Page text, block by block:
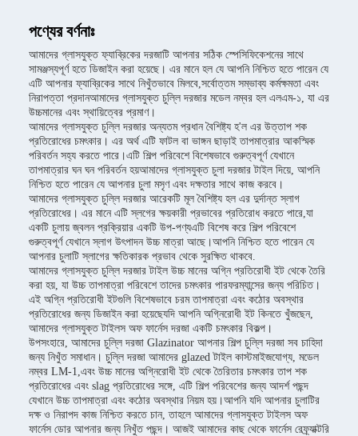
পণ্যের বর্ণনাঃ
আমাদের গ্লাসযুক্ত ফ্যাব্রিকের দরজাটি আপনার সঠিক স্পেসিফিকেশনের সাথে
সামঞ্জস্যপূর্ণ হতে ডিজাইন করা হয়েছে। এর মানে হল যে আপনি নিশ্চিত হতে পারেন যে
এটি আপনার ফ্যাব্রিকের সাথে নিখুঁতভাবে মিলবে,সর্বোত্তম সম্ভাব্য কর্মক্ষমতা এবং
নিরাপত্তা প্রদানআমাদের গ্লাসযুক্ত চুল্লি দরজার মডেল নম্বর হল এলএম-১, যা এর
উচ্চমানের এবং স্থায়িত্বের প্রমাণ।
আমাদের গ্লাসযুক্ত চুল্লি দরজার অন্যতম প্রধান বৈশিষ্ট্য হ'ল এর উত্তাপ শক
প্রতিরোধের চমৎকার। এর অর্থ এটি ফাটল বা ভাঙ্গন ছাড়াই তাপমাত্রার আকস্মিক
পরিবর্তন সহ্য করতে পারে।এটি শিল্প পরিবেশে বিশেষভাবে গুরুত্বপূর্ণ যেখানে
তাপমাত্রার ঘন ঘন পরিবর্তন হয়আমাদের গ্লাসযুক্ত চুলা দরজার টাইল দিয়ে, আপনি
নিশ্চিত হতে পারেন যে আপনার চুলা মসৃণ এবং দক্ষতার সাথে কাজ করবে।
আমাদের গ্লাসযুক্ত চুল্লি দরজার আরেকটি মূল বৈশিষ্ট্য হল এর দুর্দান্ত স্লাগ
প্রতিরোধের। এর মানে এটি স্লগের ক্ষয়কারী প্রভাবের প্রতিরোধ করতে পারে,যা
একটি চুলায় জ্বলন প্রক্রিয়ার একটি উপ-পণ্যএটি বিশেষ করে শিল্প পরিবেশে
গুরুত্বপূর্ণ যেখানে স্লাগ উৎপাদন উচ্চ মাত্রা আছে।আপনি নিশ্চিত হতে পারেন যে
আপনার চুলাটি স্লাগের ক্ষতিকারক প্রভাব থেকে সুরক্ষিত থাকবে.
আমাদের গ্লাসযুক্ত চুল্লি দরজার টাইল উচ্চ মানের অগ্নি প্রতিরোধী ইট থেকে তৈরি
করা হয়, যা উচ্চ তাপমাত্রা পরিবেশে তাদের চমৎকার পারফরম্যান্সের জন্য পরিচিত।
এই অগ্নি প্রতিরোধী ইটগুলি বিশেষভাবে চরম তাপমাত্রা এবং কঠোর অবস্থার
প্রতিরোধের জন্য ডিজাইন করা হয়েছেযদি আপনি অগ্নিরোধী ইট কিনতে খুঁজছেন,
আমাদের গ্লাসযুক্ত টাইলস অফ ফার্নেস দরজা একটি চমৎকার বিকল্প।
উপসংহারে, আমাদের চুল্লি দরজা Glazinator আপনার শিল্প চুল্লি দরজা সব চাহিদা
জন্য নিখুঁত সমাধান। চুল্লি দরজা আমাদের glazed টাইল কাস্টমাইজযোগ্য, মডেল
নম্বর LM-1,এবং উচ্চ মানের অগ্নিরোধী ইট থেকে তৈরিতার চমৎকার তাপ শক
প্রতিরোধের এবং slag প্রতিরোধের সঙ্গে, এটি শিল্প পরিবেশের জন্য আদর্শ পছন্দ
যেখানে উচ্চ তাপমাত্রা এবং কঠোর অবস্থার নিয়ম হয়।আপনি যদি আপনার চুলাটির
দক্ষ ও নিরাপদ কাজ নিশ্চিত করতে চান, তাহলে আমাদের গ্লাসযুক্ত টাইলস অফ
ফার্নেস ডোর আপনার জন্য নিখুঁত পছন্দ। আজই আমাদের কাছ থেকে ফার্নেস রেফ্র্যাক্টরি